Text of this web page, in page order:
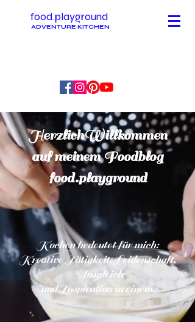
food.playground
ADVENTURE KITCHEN
HerzlichWillkommen
auf meinem Foodblog
food.playground
Kochen bedeutet für mich:
Kreative Tätigkeit, Leidenschaft,
Ausgleich
und Inspiration in einem.